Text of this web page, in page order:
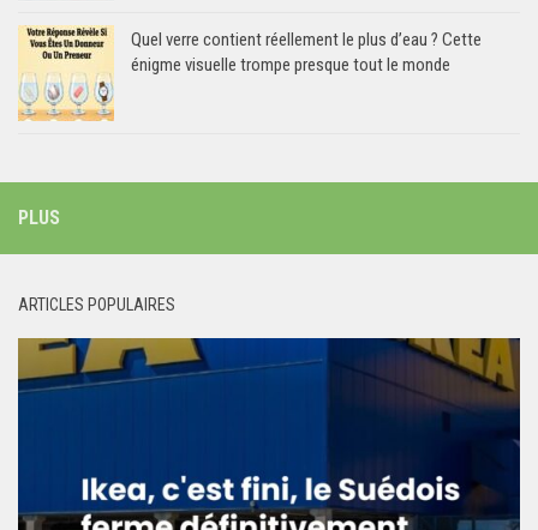
Quel verre contient réellement le plus d’eau ? Cette
énigme visuelle trompe presque tout le monde
PLUS
ARTICLES POPULAIRES